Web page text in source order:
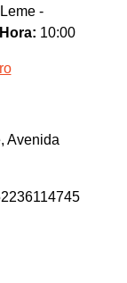
-
Hora: 10:00
Avenida